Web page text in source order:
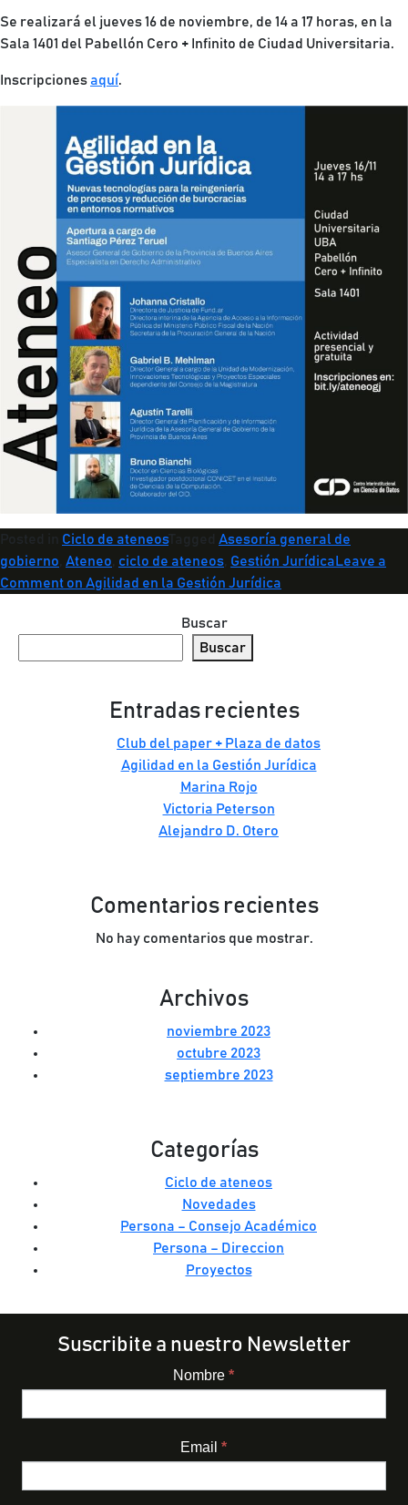
Se realizará el jueves 16 de noviembre, de 14 a 17 horas, en la
Sala 1401 del Pabellón Cero + Infinito de Ciudad Universitaria.
Inscripciones aquí.
Ciclo de ateneosTagged Asesoría general de
gobierno Ateneo ciclo de ateneos Gestión Jurídica Leave a
Comment on Agilidad en la Gestión Jurídica
Buscar
Buscar
Entradas recientes
Club del paper + Plaza de datos
Agilidad en la Gestión Jurídica
Marina Rojo
Victoria Peterson
Alejandro D. Otero
Comentarios recientes
No hay comentarios que mostrar.
Archivos
noviembre 2023
octubre 2023
septiembre 2023
Categorías
Ciclo de ateneos
Novedades
Persona – Consejo Académico
Persona – Direccion
Proyectos
Suscribite a nuestro Newsletter
Nombre*
Email*